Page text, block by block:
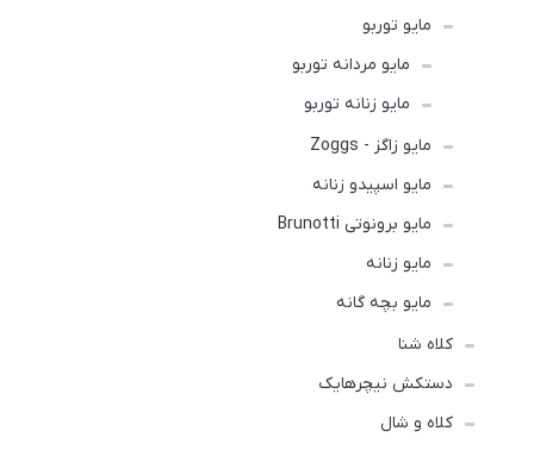
مایو توربو
مایو مردانه توربو
مایو زنانه توربو
مایو زاگز - Zoggs
مایو اسپیدو زنانه
مایو برونوتی Brunotti
مایو زنانه
مایو بچه گانه
کلاه شنا
دستکش نیچرهایک
کلاه و شال